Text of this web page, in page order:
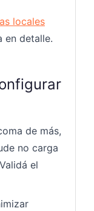
locales
en detalle.
de más,
no carga
el